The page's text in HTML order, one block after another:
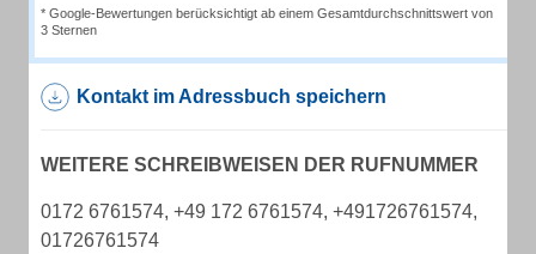
* Google-Bewertungen berücksichtigt ab einem Gesamtdurchschnittswert von
3 Sternen
Kontakt im Adressbuch speichern
WEITERE SCHREIBWEISEN DER RUFNUMMER
0172 6761574, +49 172 6761574, +491726761574,
01726761574